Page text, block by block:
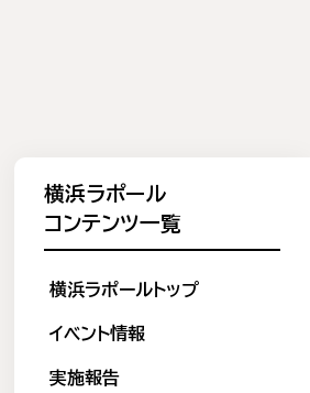
横浜ラポール
コンテンツ一覧
横浜ラポールトップ
イベント情報
実施報告